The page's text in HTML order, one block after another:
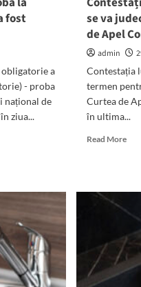
fost
a
- proba
național de
ziua...
se va
de Apel
admin
Contestația
termen
Curtea de
în ultima...
Read MoreRead
cuțit:
lui
Radu